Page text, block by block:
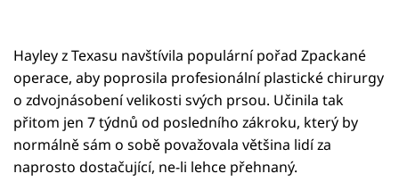
Hayley z Texasu navštívila populární pořad Zpackané
operace, aby poprosila profesionální plastické chirurgy
o zdvojnásobení velikosti svých prsou. Učinila tak
přitom jen 7 týdnů od posledního zákroku, který by
normálně sám o sobě považovala většina lidí za
naprosto dostačující, ne-li lehce přehnaný.